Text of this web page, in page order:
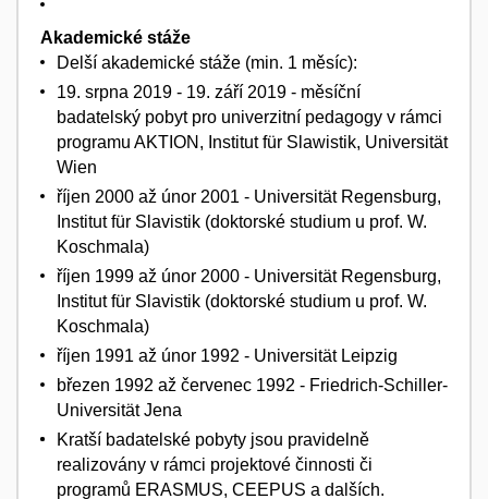
Akademické stáže
Delší akademické stáže (min. 1 měsíc):
19. srpna 2019 - 19. září 2019 - měsíční
badatelský pobyt pro univerzitní pedagogy v rámci
programu AKTION, Institut für Slawistik, Universität
Wien
říjen 2000 až únor 2001 - Universität Regensburg,
Institut für Slavistik (doktorské studium u prof. W.
Koschmala)
říjen 1999 až únor 2000 - Universität Regensburg,
Institut für Slavistik (doktorské studium u prof. W.
Koschmala)
říjen 1991 až únor 1992 - Universität Leipzig
březen 1992 až červenec 1992 - Friedrich-Schiller-
Universität Jena
Kratší badatelské pobyty jsou pravidelně
realizovány v rámci projektové činnosti či
programů ERASMUS, CEEPUS a dalších.